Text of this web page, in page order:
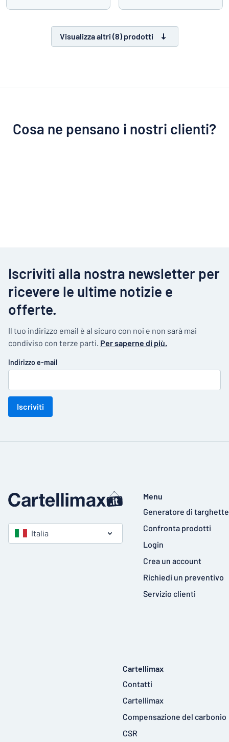
Visualizza altri (8) prodotti
Cosa ne pensano i nostri clienti?
Iscriviti alla nostra newsletter per
ricevere le ultime notizie e
offerte.
Il tuo indirizzo email è al sicuro con noi e non sarà mai
condiviso con terze parti. Per saperne di più.
Indirizzo e-mail
Iscriviti
Italia
Menu
Generatore di targhette
Confronta prodotti
Login
Crea un account
Richiedi un preventivo
Servizio clienti
Cartellimax
Contatti
Cartellimax
Compensazione del carbonio
CSR